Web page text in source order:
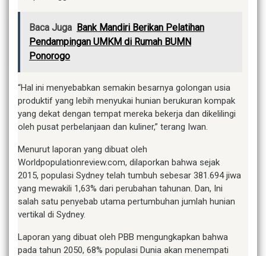
Baca Juga Bank Mandiri Berikan Pelatihan
Pendampingan UMKM di Rumah BUMN
Ponorogo
“Hal ini menyebabkan semakin besarnya golongan usia
produktif yang lebih menyukai hunian berukuran kompak
yang dekat dengan tempat mereka bekerja dan dikelilingi
oleh pusat perbelanjaan dan kuliner,” terang Iwan.
Menurut laporan yang dibuat oleh
Worldpopulationreview.com, dilaporkan bahwa sejak
2015, populasi Sydney telah tumbuh sebesar 381.694 jiwa
yang mewakili 1,63% dari perubahan tahunan. Dan, Ini
salah satu penyebab utama pertumbuhan jumlah hunian
vertikal di Sydney.
Laporan yang dibuat oleh PBB mengungkapkan bahwa
pada tahun 2050, 68% populasi Dunia akan menempati